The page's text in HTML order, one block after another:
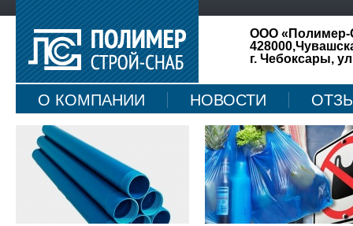
ООО «Полимер-
г. Чебоксары,
О КОМПАНИИ НОВОСТИ
КАРТА САЙТА